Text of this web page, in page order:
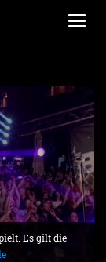
Es gilt die